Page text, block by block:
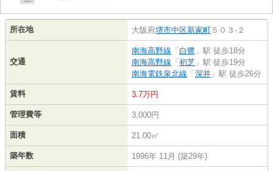
所在地 大阪府堺市中区新家町 ５０３-２
交通
南海高野線 「 白鷺 」駅 徒歩18分
南海高野線 「 初芝 」駅 徒歩19分
南海電鉄泉北線 「 深井 」駅 徒歩26分
賃料 3.7万円
管理費等 3,000円
面積 21.00㎡
築年数 1996年 11月 (築29年)